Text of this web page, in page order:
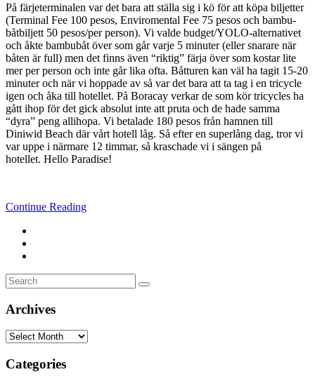
På färjeterminalen var det bara att ställa sig i kö för att köpa biljetter
(Terminal Fee 100 pesos, Enviromental Fee 75 pesos och bambu-
båtbiljett 50 pesos/per person). Vi valde budget/YOLO-alternativet
och åkte bambubåt över som går varje 5 minuter (eller snarare när
båten är full) men det finns även “riktig” färja över som kostar lite
mer per person och inte går lika ofta. Båtturen kan väl ha tagit 15-20
minuter och när vi hoppade av så var det bara att ta tag i en tricycle
igen och åka till hotellet. På Boracay verkar de som kör tricycles ha
gått ihop för det gick absolut inte att pruta och de hade samma
“dyra” peng allihopa. Vi betalade 180 pesos från hamnen till
Diniwid Beach där vårt hotell låg. Så efter en superlång dag, tror vi
var uppe i närmare 12 timmar, så kraschade vi i sängen på
hotellet. Hello Paradise!
Continue Reading
Search
for:
Search
Archives
Archives
Categories